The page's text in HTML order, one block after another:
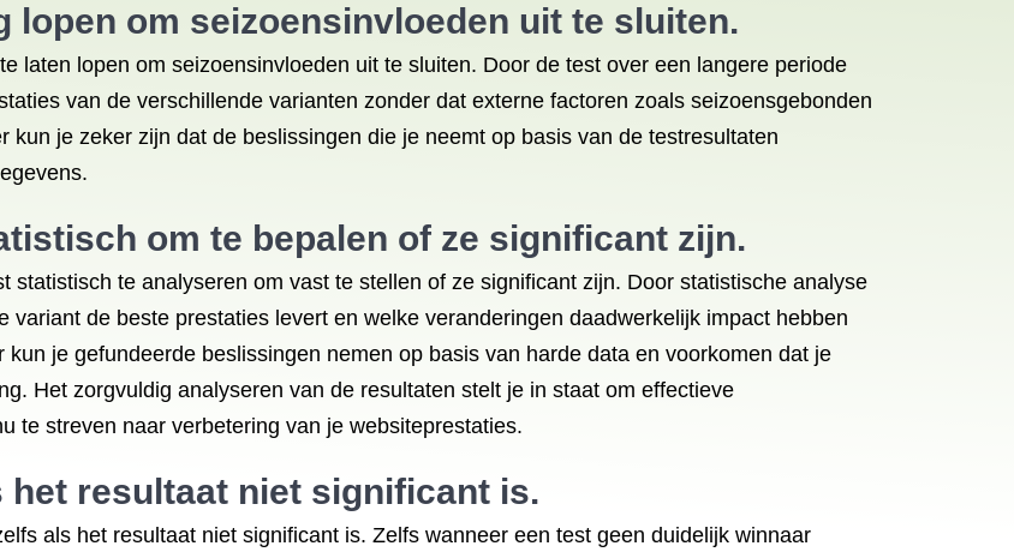
lopen om seizoensinvloeden uit te sluiten.
laten lopen om seizoensinvloeden uit te sluiten. Door de test over een langere periode
van de verschillende varianten zonder dat externe factoren zoals seizoensgebonden
je zeker zijn dat de beslissingen die je neemt op basis van de testresultaten
om te bepalen of ze significant zijn.
statistisch te analyseren om vast te stellen of ze significant zijn. Door statistische analyse
de beste prestaties levert en welke veranderingen daadwerkelijk impact hebben
je gefundeerde beslissingen nemen op basis van harde data en voorkomen dat je
Het zorgvuldig analyseren van de resultaten stelt je in staat om effectieve
te streven naar verbetering van je websiteprestaties.
het resultaat niet significant is.
als het resultaat niet significant is. Zelfs wanneer een test geen duidelijk winnaar